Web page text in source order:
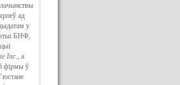
ад
у
БНФ,
Inc., а
фірмы ў